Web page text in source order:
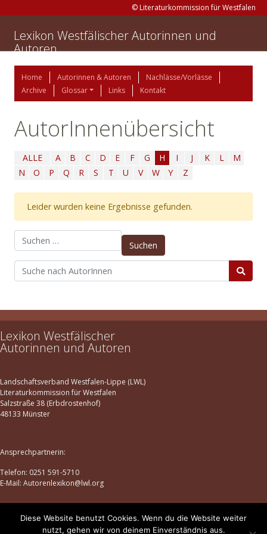
© Literaturkommission für Westfalen
Lexikon Westfälischer Autorinnen und
Autoren
Home Autorinnen & Autoren
Nachlässe/Vorlässe
Archive
Glossar Links Kontakt
AutorInnenübersicht
ALLE A B C D E F G H I J K L
M
N
O P Q R S T U V W Y Z
Leider wurden keine Ergebnisse gefunden.
Suchen nach:
Lexikon Westfälischer
Autorinnen und Autoren
Landschaftsverband Westfalen-Lippe (LWL)
Literaturkommission für Westfalen
Salzstraße 38 (Erbdrostenhof)
48133 Münster
Ansprechpartnerin:
Telefon: 0251 591-5710
E-Mail: Autorenlexikon@lwl.org
Datenschutz |Impressum
Diese Website benutzt Cookies. Wenn du die Website weiter
nutzt, gehen wir von deinem Einverständnis aus.